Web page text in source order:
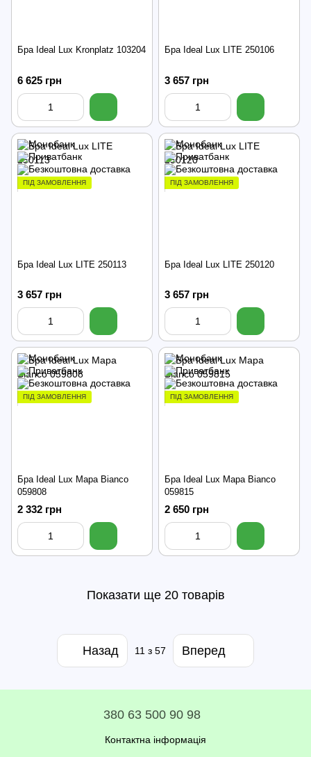
Бра Ideal Lux Kronplatz 103204
6 625 грн
Бра Ideal Lux LITE 250106
3 657 грн
ПІД ЗАМОВЛЕННЯ
Бра Ideal Lux LITE 250113
3 657 грн
ПІД ЗАМОВЛЕННЯ
Бра Ideal Lux LITE 250120
3 657 грн
ПІД ЗАМОВЛЕННЯ
Бра Ideal Lux Mapa Bianco
059808
2 332 грн
ПІД ЗАМОВЛЕННЯ
Бра Ideal Lux Mapa Bianco
059815
2 650 грн
Показати ще 20 товарів
Назад 11 з 57 Вперед
380 63 500 90 98
Контактна інформація